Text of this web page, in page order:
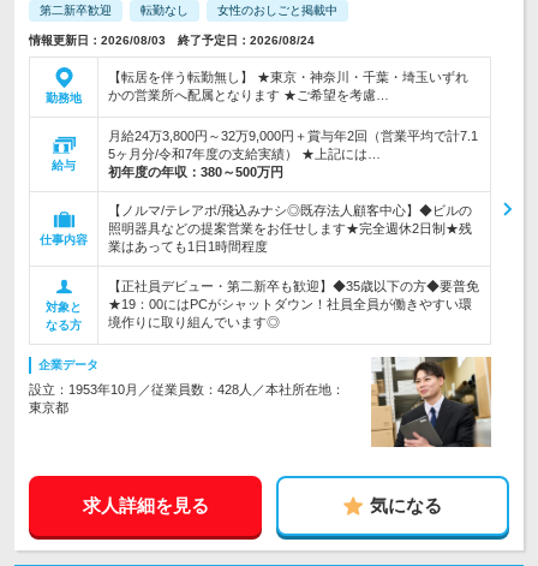
第二新卒歓迎 転勤なし 女性のおしごと掲載中
情報更新日：2026/08/03 終了予定日：2026/08/24
勤務地
【転居を伴う転勤無し】 ★東京・神奈川・千葉・埼玉いずれ
かの営業所へ配属となります ★ご希望を考慮…
給与
月給24万3,800円～32万9,000円＋賞与年2回（営業平均で計7.1
5ヶ月分/令和7年度の支給実績） ★上記には…
初年度の年収： 380～500万円
仕事内容
【ノルマ/テレアポ/飛込みナシ◎既存法人顧客中心】◆ビルの
照明器具などの提案営業をお任せします★完全週休2日制★残
業はあっても1日1時間程度
対象と
なる方
【正社員デビュー・第二新卒も歓迎】◆35歳以下の方◆要普免
★19：00にはPCがシャットダウン！社員全員が働きやすい環
境作りに取り組んでいます◎
企業データ
設立：1953年10月／従業員数：428人／本社所在地：
東京都
求人詳細を見る 気になる